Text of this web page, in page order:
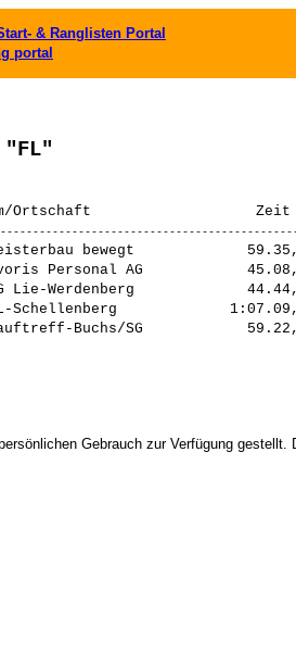
& Ranglisten Portal
portal
bewegt
Personal AG
Lie-Werdenberg
Schellenberg
Buchs/SG
Gebrauch zur Verfügung